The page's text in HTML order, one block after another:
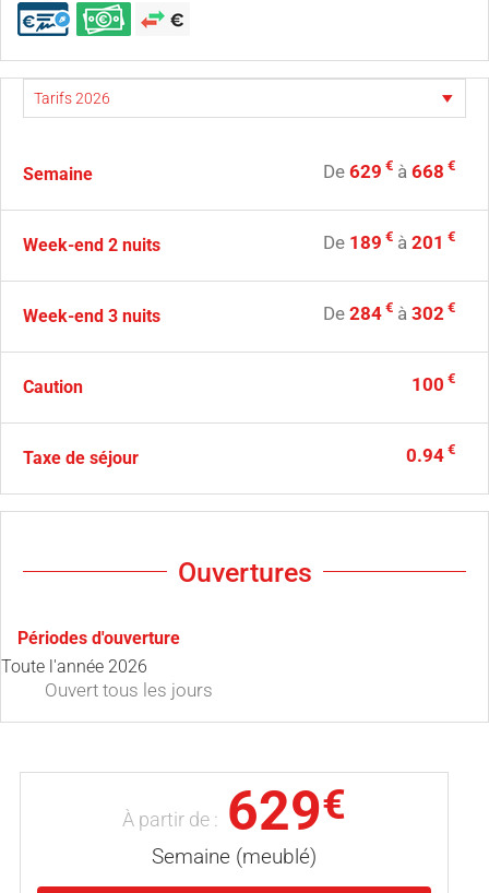
Semaine De 629 € à 668 €
Week-end 2 nuits De 189 € à 201 €
Week-end 3 nuits De 284 € à 302 €
Caution 100 €
Taxe de séjour 0.94 €
Ouvertures
Périodes d'ouverture
Toute l'année 2026
Ouvert tous les jours
À partir de : 629€
Semaine (meublé)